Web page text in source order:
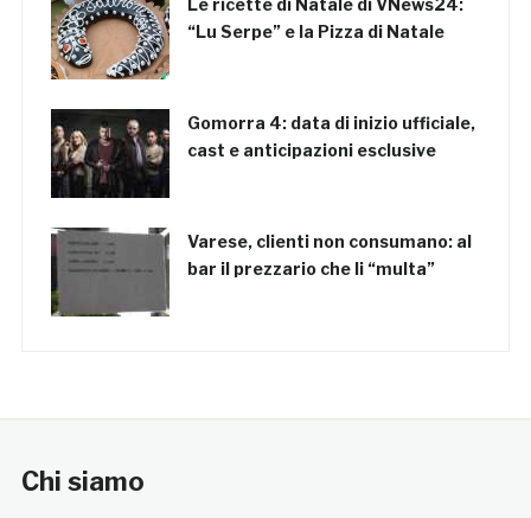
“Lu Serpe” e la Pizza di Natale
Gomorra 4: data di inizio ufficiale,
cast e anticipazioni esclusive
Varese, clienti non consumano: al
bar il prezzario che li “multa”
Chi siamo